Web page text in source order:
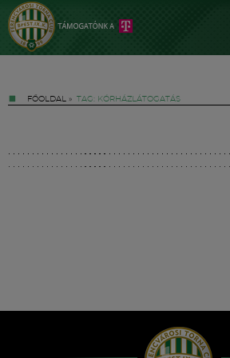
FŐOLDAL » TAG: KÓRHÁZLÁTOGATÁS
Hírek